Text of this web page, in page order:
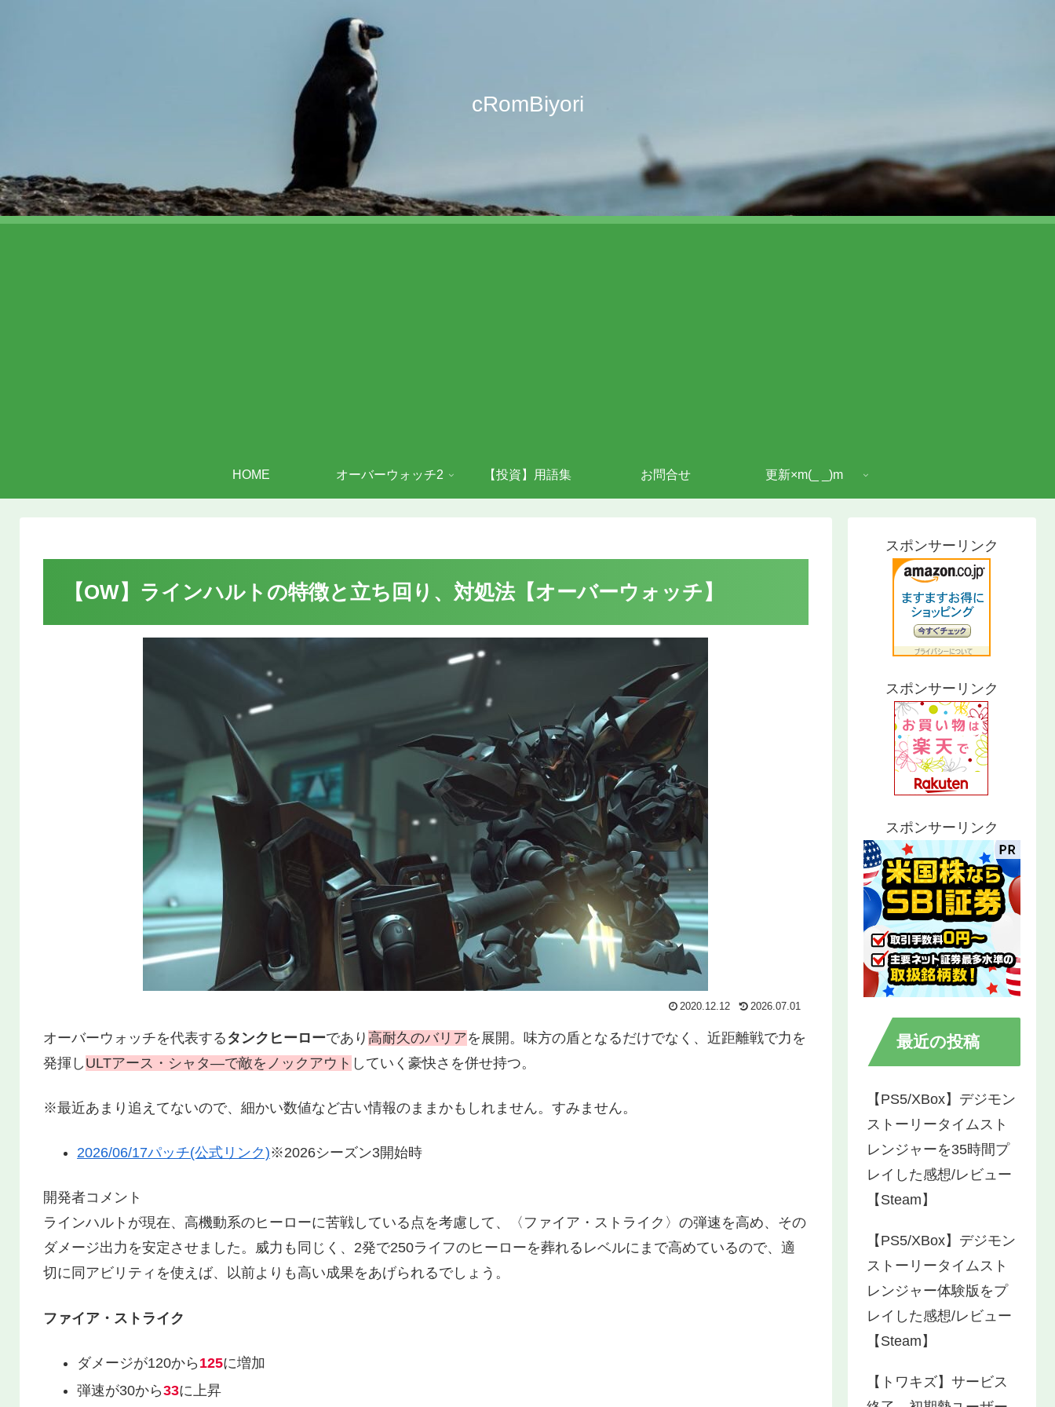
cRomBiyori
HOME オーバーウォッチ2 【投資】用語集 お問合せ 更新×m(_ _)m
【OW】ラインハルトの特徴と立ち回り、対処法【オーバーウォッチ】
2020.12.12 2026.07.01
オーバーウォッチを代表する タンクヒーローであり 高耐久のバリアを展開。味方の盾となるだけでなく、近距離戦で力を
発揮し ULTアース・シャタ―で敵をノックアウト していく豪快さを併せ持つ。
※最近あまり追えてないので、細かい数値など古い情報のままかもしれません。すみません。
2026/06/17パッチ(公式リンク)※2026シーズン3開始時
開発者コメント
ラインハルトが現在、高機動系のヒーローに苦戦している点を考慮して、〈ファイア・ストライク〉の弾速を高め、その
ダメージ出力を安定させました。威力も同じく、2発で250ライフのヒーローを葬れるレベルにまで高めているので、適
切に同アビリティを使えば、以前よりも高い成果をあげられるでしょう。
ファイア・ストライク
ダメージが120から 125に増加
弾速が30から33に上昇
スポンサーリンク
スポンサーリンク
スポンサーリンク
最近の投稿
【PS5/XBox】デジモン
ストーリータイムスト
レンジャーを35時間プ
レイした感想/レビュー
【Steam】
【PS5/XBox】デジモン
ストーリータイムスト
レンジャー体験版をプ
レイした感想/レビュー
【Steam】
【トワキズ】サービス